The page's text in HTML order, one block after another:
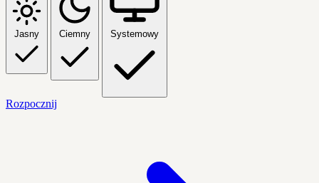
Jasny Ciemny Systemowy
Rozpocznij